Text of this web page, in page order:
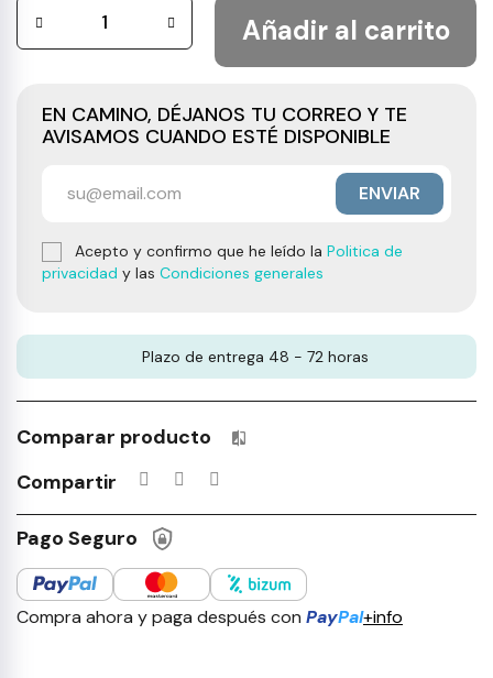
Añadir al carrito
EN CAMINO, DÉJANOS TU CORREO Y TE
AVISAMOS CUANDO ESTÉ DISPONIBLE
ENVIAR
Acepto y confirmo que he leído la Politica de
privacidad y las Condiciones generales
Plazo de entrega 48 - 72 horas
Comparar producto Productos incluidos en tu lista
Compartir
Pago Seguro
Compra ahora y paga después con PayPal+info